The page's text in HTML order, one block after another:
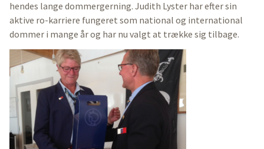
hendes lange dommergerning. Judith Lyster har efter sin
aktive ro-karriere fungeret som national og international
dommer i mange år og har nu valgt at trække sig tilbage.